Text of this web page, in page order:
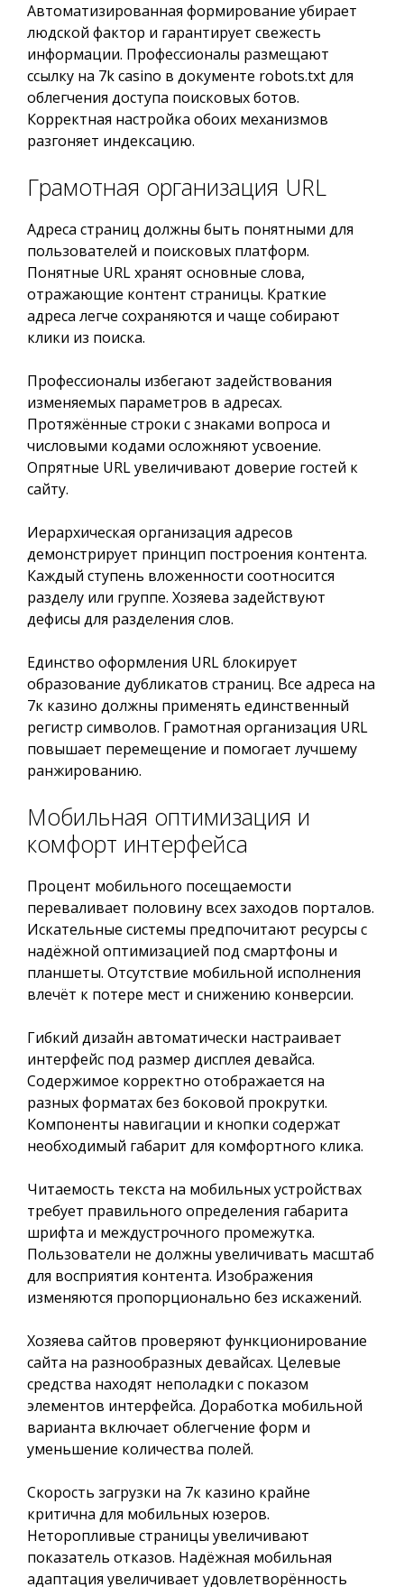
Автоматизированная формирование убирает
людской фактор и гарантирует свежесть
информации. Профессионалы размещают
ссылку на 7k casino в документе robots.txt для
облегчения доступа поисковых ботов.
Корректная настройка обоих механизмов
разгоняет индексацию.
Грамотная организация URL
Адреса страниц должны быть понятными для
пользователей и поисковых платформ.
Понятные URL хранят основные слова,
отражающие контент страницы. Краткие
адреса легче сохраняются и чаще собирают
клики из поиска.
Профессионалы избегают задействования
изменяемых параметров в адресах.
Протяжённые строки с знаками вопроса и
числовыми кодами осложняют усвоение.
Опрятные URL увеличивают доверие гостей к
сайту.
Иерархическая организация адресов
демонстрирует принцип построения контента.
Каждый ступень вложенности соотносится
разделу или группе. Хозяева задействуют
дефисы для разделения слов.
Единство оформления URL блокирует
образование дубликатов страниц. Все адреса на
7к казино должны применять единственный
регистр символов. Грамотная организация URL
повышает перемещение и помогает лучшему
ранжированию.
Мобильная оптимизация и
комфорт интерфейса
Процент мобильного посещаемости
переваливает половину всех заходов порталов.
Искательные системы предпочитают ресурсы с
надёжной оптимизацией под смартфоны и
планшеты. Отсутствие мобильной исполнения
влечёт к потере мест и снижению конверсии.
Гибкий дизайн автоматически настраивает
интерфейс под размер дисплея девайса.
Содержимое корректно отображается на
разных форматах без боковой прокрутки.
Компоненты навигации и кнопки содержат
необходимый габарит для комфортного клика.
Читаемость текста на мобильных устройствах
требует правильного определения габарита
шрифта и междустрочного промежутка.
Пользователи не должны увеличивать масштаб
для восприятия контента. Изображения
изменяются пропорционально без искажений.
Хозяева сайтов проверяют функционирование
сайта на разнообразных девайсах. Целевые
средства находят неполадки с показом
элементов интерфейса. Доработка мобильной
варианта включает облегчение форм и
уменьшение количества полей.
Скорость загрузки на 7к казино крайне
критична для мобильных юзеров.
Неторопливые страницы увеличивают
показатель отказов. Надёжная мобильная
адаптация увеличивает удовлетворённость